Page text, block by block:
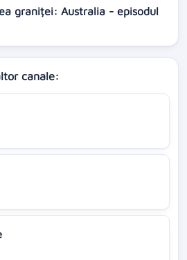
graniței: Australia - episodul
canale: